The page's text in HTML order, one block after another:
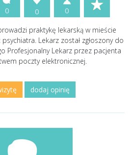
0 0 0
praktykę lekarską w mieście
Lekarz został zgłoszony do
Profesjonalny Lekarz przez pacjenta
poczty elektronicznej.
dodaj opinię